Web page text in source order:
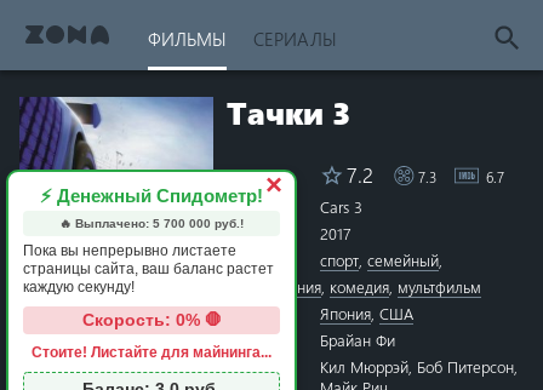
ФИЛЬМЫ СЕРИАЛЫ
10 stars
9 stars
8 stars
7 stars
6 stars
5 stars
4 stars
3 stars
2 stars
1 star
Тачки 3
Рейтинг 7.2 7.3 6.7
Название
Cars 3
Год
2017
Жанры
спорт семейный
приключения комедия мультфильм
Страна
Япония США
Режиссёр
Брайан Фи
Кил Мюррэй Боб Питерсон
×
⚡ Денежный Спидометр!
🔥 Выплачено: 5 700 000 руб.!
Пока вы непрерывно листаете
страницы сайта, ваш баланс растет
каждую секунду!
Скорость: 0% 🛑
Стоите! Листайте для майнинга...